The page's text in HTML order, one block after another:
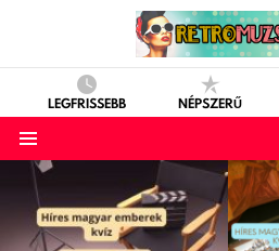
LEGFRISSEBB NÉPSZERŰ
LATEST
STORIES